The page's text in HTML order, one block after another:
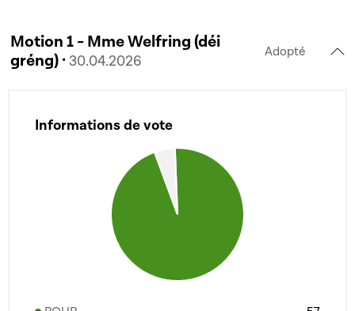
Motion 1 - Mme Welfring (déi
gréng) · 30.04.2026
Adopté
Informations de vote